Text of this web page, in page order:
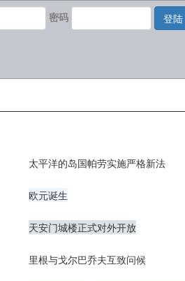
密码 登陆
太平洋的岛国帕劳实施严格新法
欧元诞生
天安门城楼正式对外开放
里根与戈尔巴乔夫互致问候